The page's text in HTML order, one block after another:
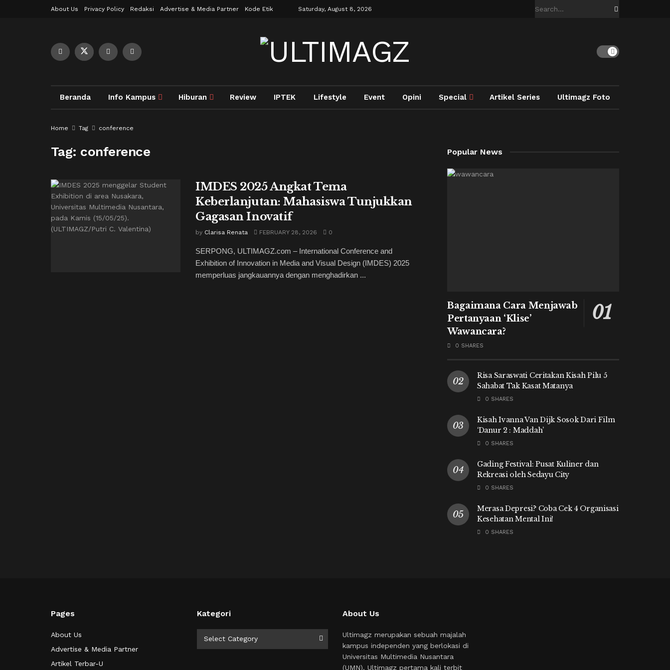
About Us Privacy Policy Redaksi Advertise & Media Partner Kode Etik Saturday, August 8, 2026
Beranda Info Kampus Hiburan Review IPTEK Lifestyle Event Opini Special Artikel Series Ultimagz Foto
Home Tag conference
Tag: conference
IMDES 2025 Angkat Tema
Keberlanjutan: Mahasiswa Tunjukkan
Gagasan Inovatif
by Clarisa Renata FEBRUARY 28, 2026 0
SERPONG, ULTIMAGZ.com – International Conference and
Exhibition of Innovation in Media and Visual Design (IMDES) 2025
memperluas jangkauannya dengan menghadirkan ...
Popular News
Bagaimana Cara Menjawab
Pertanyaan ‘Klise’
Wawancara?
0 SHARES
Risa Saraswati Ceritakan Kisah Pilu 5
Sahabat Tak Kasat Matanya
0 SHARES
Kisah Ivanna Van Dijk Sosok Dari Film
‘Danur 2 : Maddah’
0 SHARES
Gading Festival: Pusat Kuliner dan
Rekreasi oleh Sedayu City
0 SHARES
Merasa Depresi? Coba Cek 4 Organisasi
Kesehatan Mental Ini!
0 SHARES
Pages
About Us
Advertise & Media Partner
Artikel Terbar-U
Kategori
Select Category
About Us
Ultimagz merupakan sebuah majalah
kampus independen yang berlokasi di
Universitas Multimedia Nusantara
(UMN). Ultimagz pertama kali terbit